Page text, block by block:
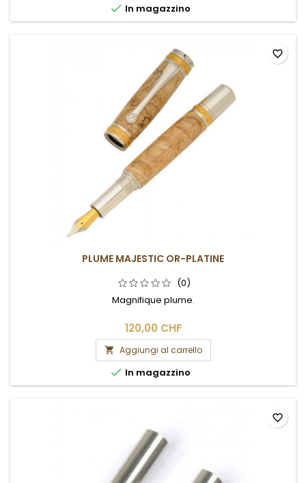
 In magazzino
PLUME MAJESTIC OR-PLATINE
(0)
Magnifique plume.
120,00 CHF
 Aggiungi al carrello
 In magazzino
favorite_border
favorite_border